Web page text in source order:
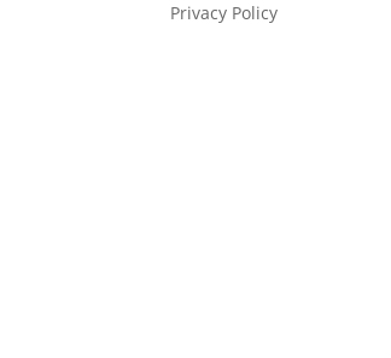
Privacy Policy